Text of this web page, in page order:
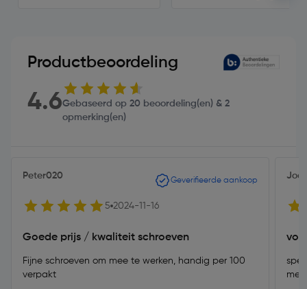
Productbeoordeling
4.6Gebaseerd op 20 beoordeling(en) & 2
opmerking(en)
Peter020 Geverifieerde aankoop
5 2024-11-16
Goede prijs / kwaliteit schroeven
Fijne schroeven om mee te werken, handig per 100
verpakt